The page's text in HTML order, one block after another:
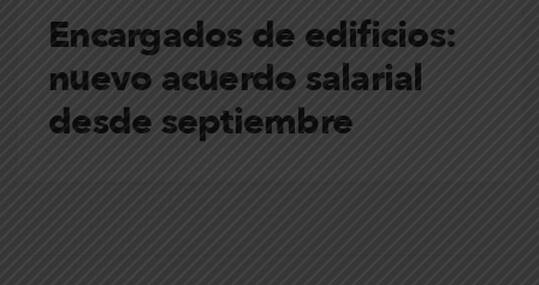
Encargados de edificios:
nuevo acuerdo salarial
desde septiembre